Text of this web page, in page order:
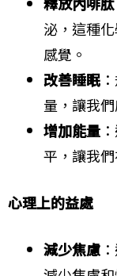
泌，這種
感覺。
改善睡眠
量，讓我
增加能量
平，讓我
心理上的益處
減少焦慮